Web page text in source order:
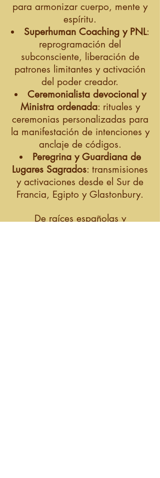
para armonizar cuerpo, mente y
espíritu.
Superhuman Coaching y PNL:
reprogramación del
subconsciente, liberación de
patrones limitantes y activación
del poder creador.
Ceremonialista devocional y
Ministra ordenada: rituales y
ceremonias personalizadas para
la manifestación de intenciones y
anclaje de códigos.
Peregrina y Guardiana de
Lugares Sagrados: transmisiones
y activaciones desde el Sur de
Francia, Egipto y Glastonbury.
De raíces españolas y